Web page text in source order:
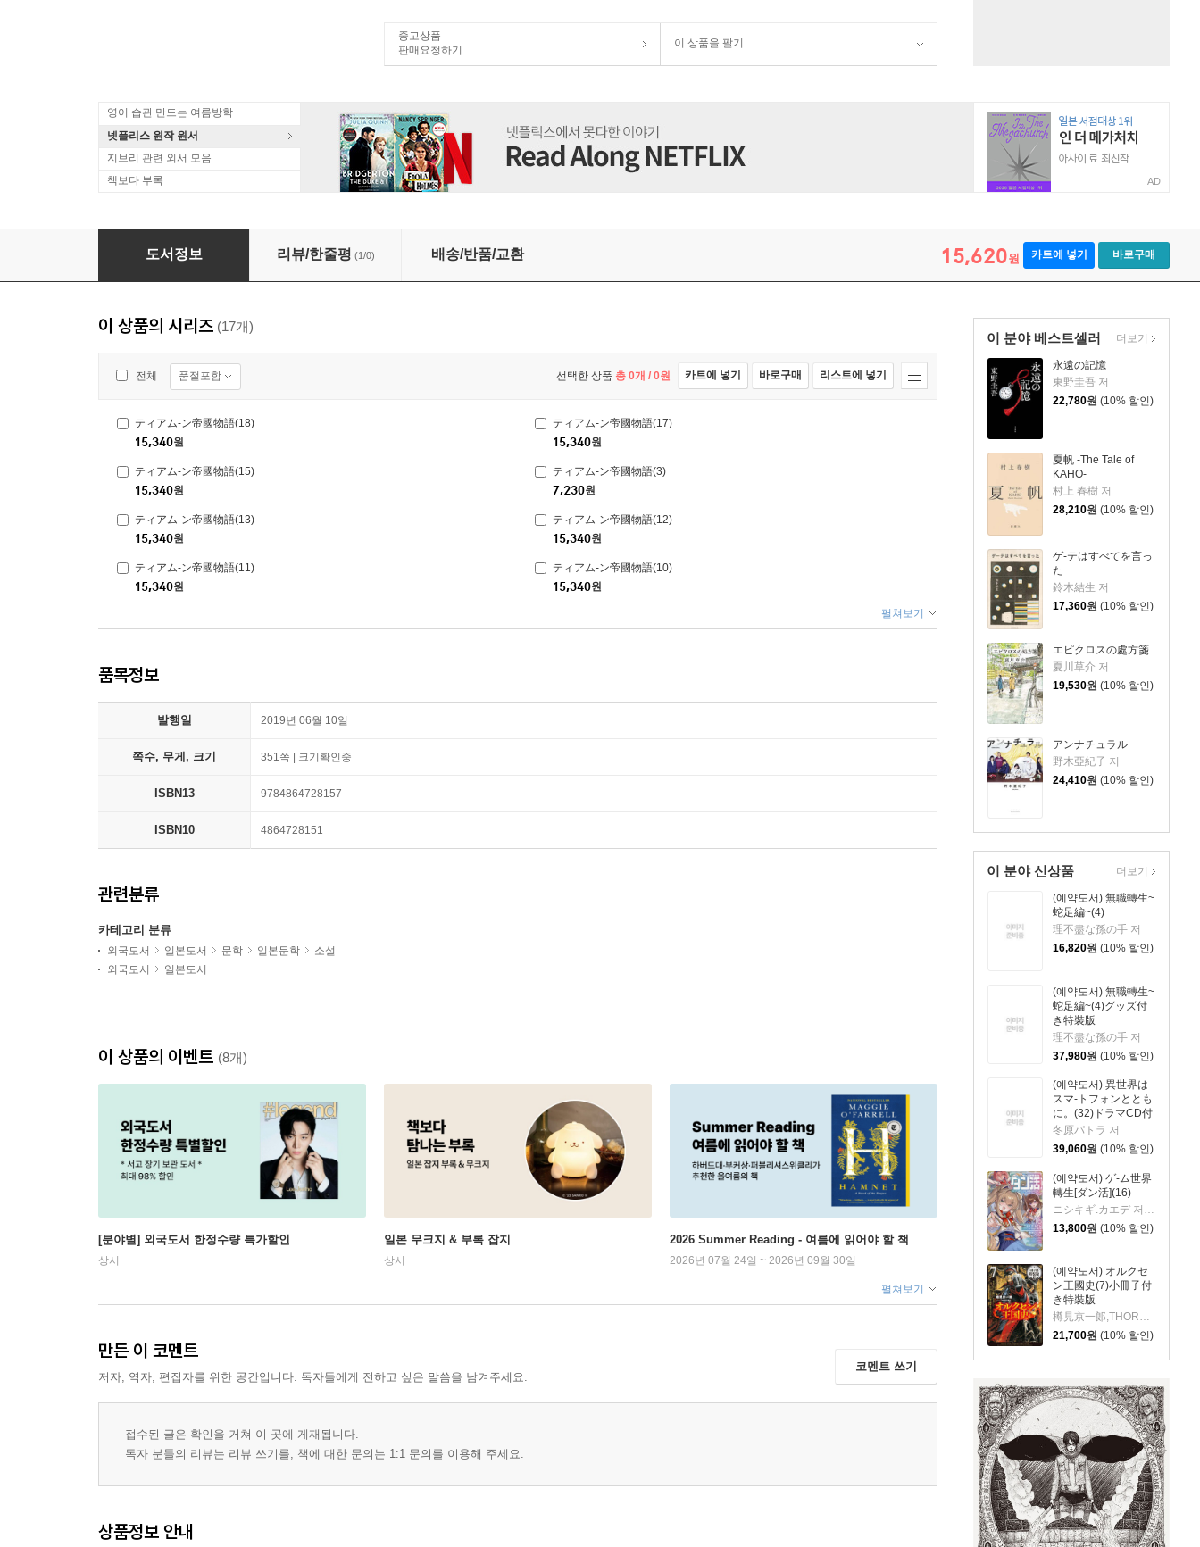
중고상품
판매요청하기
이 상품을 팔기
영어 습관 만드는 여름방학
넷플리스 원작 원서
지브리 관련 외서 모음
책보다 부록
AD
ティアム-ン帝國物語
도서정보 리뷰/한줄평 (1/0) 배송/반품/교환 15,620원 카트에 넣기 바로구매
이 분야 베스트셀러
永遠の記憶
東野圭吾 저
22,780원 (10% 할인)
夏帆 -The Tale of
KAHO-
村上 春樹 저
28,210원 (10% 할인)
ゲ-テはすべてを言っ
た
鈴木結生 저
17,360원 (10% 할인)
エピクロスの處方箋
夏川草介 저
19,530원 (10% 할인)
アンナチュラル
野木亞紀子 저
24,410원 (10% 할인)
더보기
이 분야 신상품
(예약도서) 無職轉生~
蛇足編~(4)
理不盡な孫の手 저
16,820원 (10% 할인)
(예약도서) 無職轉生~
蛇足編~(4)グッズ付
き特裝版
理不盡な孫の手 저
37,980원 (10% 할인)
(예약도서) 異世界は
スマ-トフォンととも
に。(32)ドラマCD付
き特裝版
冬原パトラ 저
39,060원 (10% 할인)
(예약도서) ゲ-ム世界
轉生[ダン活](16)
13,800원 (10% 할인)
(예약도서) オルクセ
ン王國史(7)小冊子付
き特裝版
樽見京一郞,THORES柴本 저
21,700원 (10% 할인)
더보기
이 상품의 시리즈 (17개)
전체 품절포함 선택한 상품 총 0개 / 0원 카트에 넣기 바로구매 리스트에 넣기
ティアム-ン帝國物語(18)
15,340원
ティアム-ン帝國物語(17)
15,340원
ティアム-ン帝國物語(15)
15,340원
ティアム-ン帝國物語(3)
7,230원
ティアム-ン帝國物語(13)
15,340원
ティアム-ン帝國物語(12)
15,340원
ティアム-ン帝國物語(11)
15,340원
ティアム-ン帝國物語(10)
15,340원
펼쳐보기
품목정보
발행일 2019년 06월 10일
쪽수, 무게, 크기 351쪽 | 크기확인중
ISBN13 9784864728157
ISBN10 4864728151
관련분류
카테고리 분류
외국도서 일본도서 문학 일본문학
소설
외국도서
일본도서
이 상품의 이벤트 (8개)
[분야별] 외국도서 한정수량 특가할인
상시
일본 무크지 & 부록 잡지
상시
2026 Summer Reading - 여름에 읽어야 할 책
2026년 07월 24일 ~ 2026년 09월 30일
펼쳐보기
만든 이 코멘트
저자, 역자, 편집자를 위한 공간입니다. 독자들에게 전하고 싶은 말씀을 남겨주세요.
코멘트 쓰기
접수된 글은 확인을 거쳐 이 곳에 게재됩니다.
독자 분들의 리뷰는 리뷰 쓰기를, 책에 대한 문의는 1:1 문의를 이용해 주세요.
상품정보 안내